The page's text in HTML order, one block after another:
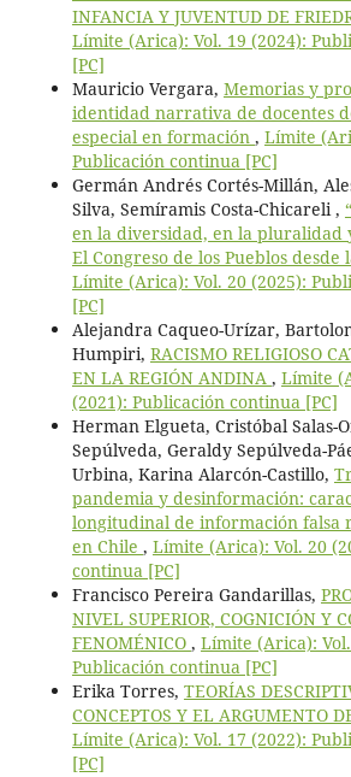
INFANCIA Y JUVENTUD DE
Límite (Arica): Vol. 19 (2024):
[PC]
Mauricio Vergara, Memorias y
identidad narrativa de docentes
especial en formación , Límite
Publicación continua [PC]
Germán Andrés Cortés-Millán,
Silva, Semíramis Costa-Chicareli ,
en la diversidad, en la pluralidad
El Congreso de los Pueblos desde
Límite (Arica): Vol. 20 (2025):
[PC]
Alejandra Caqueo-Urízar,
Humpiri, RACISMO RELIGIOSO
EN LA REGIÓN ANDINA , Límite
(2021): Publicación continua [PC]
Herman Elgueta, Cristóbal Salas-
Sepúlveda, Geraldy Sepúlveda-
Urbina, Karina Alarcón-Castillo,
pandemia y desinformación:
longitudinal de información falsa
en Chile , Límite (Arica): Vol. 20
continua [PC]
Francisco Pereira Gandarillas,
NIVEL SUPERIOR, COGNICIÓN Y
FENOMÉNICO , Límite (Arica):
Publicación continua [PC]
Erika Torres, TEORÍAS
CONCEPTOS Y EL ARGUMENTO
Límite (Arica): Vol. 17 (2022):
[PC]